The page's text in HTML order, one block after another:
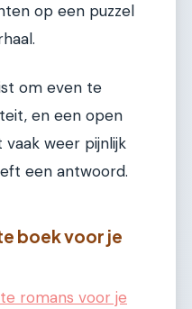
op een puzzel
om even te
en een open
weer pijnlijk
een antwoord.
boek voor je
romans voor je